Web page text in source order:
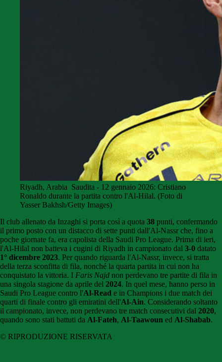
Riyadh, Arabia Saudita - 12 gennaio 2026: Cristiano
Ronaldo durante la partita contro l'Al-Hilal. (Foto di
Yasser Bakhsh/Getty Images)
Il club allenato da Inzaghi si porta così a quota 38 punti, confermando
il primo posto con un distacco di sette punti dall'Al-Nassr che, fino a
poche giornate fa, era capolista della Saudi Pro League. Prima di ieri,
l'Al-Hilal non batteva i cugini di Riyadh in campionato dal 3-0 datato
1° dicembre 2023. Per quando riguarda l'Al-Nassr, invece, si tratta
della terza sconfitta di fila, nonché la quarta partita in cui non ha
conquistato la vittoria. I Faris Najd non perdevano tre partite di fila in
una singola stagione da aprile del 2024. In quel mese, hanno perso in
Saudi Pro League contro l'Al-Read e in Champions i due match dei
quarti di finale contro gli emiratini dell'Al-Ain. Considerando soltanto
il campionato, invece, non perdevano tre match consecutivi dal 2020,
quando sono stati battuti da Al-Fateh, Al-Taawoun ed Al-Shabab.
© RIPRODUZIONE RISERVATA